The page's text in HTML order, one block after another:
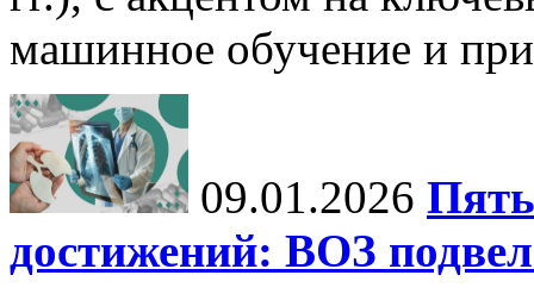
машинное обучение и
09.01.2026
достижений: ВОЗ